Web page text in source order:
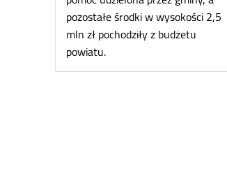
pozostałe środki w wysokości 2,5
mln zł pochodziły z budżetu
powiatu.